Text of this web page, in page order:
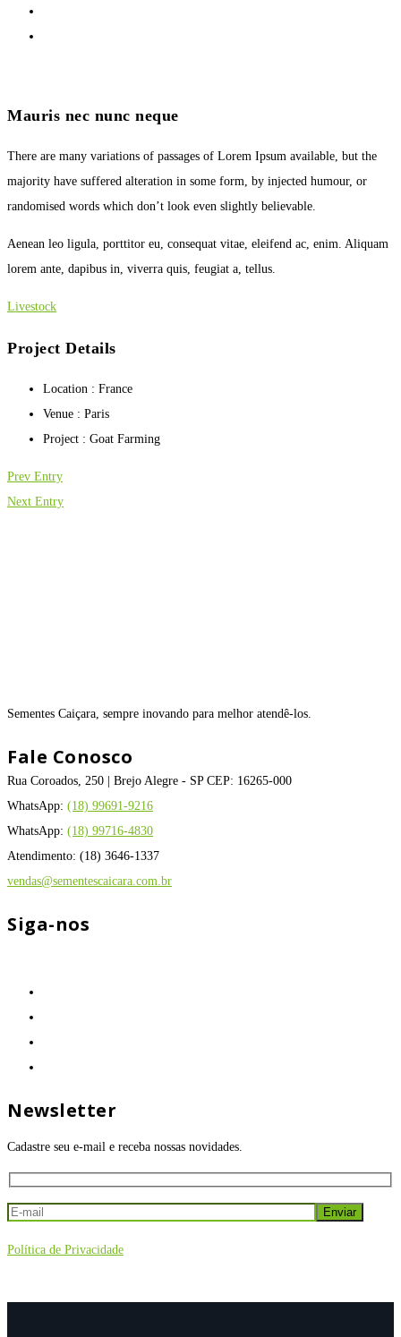
Mauris nec nunc neque
There are many variations of passages of Lorem Ipsum available, but the
majority have suffered alteration in some form, by injected humour, or
randomised words which don’t look even slightly believable.
Aenean leo ligula, porttitor eu, consequat vitae, eleifend ac, enim. Aliquam
lorem ante, dapibus in, viverra quis, feugiat a, tellus.
Livestock
Project Details
Location : France
Venue : Paris
Project : Goat Farming
Prev Entry
Next Entry
Sementes Caiçara, sempre inovando para melhor atendê-los.
Fale Conosco
Rua Coroados, 250 | Brejo Alegre - SP CEP: 16265-000
WhatsApp: (18) 99691-9216
WhatsApp: (18) 99716-4830
Atendimento: (18) 3646-1337
vendas@sementescaicara.com.br
Siga-nos
Newsletter
Cadastre seu e-mail e receba nossas novidades.
Política de Privacidade